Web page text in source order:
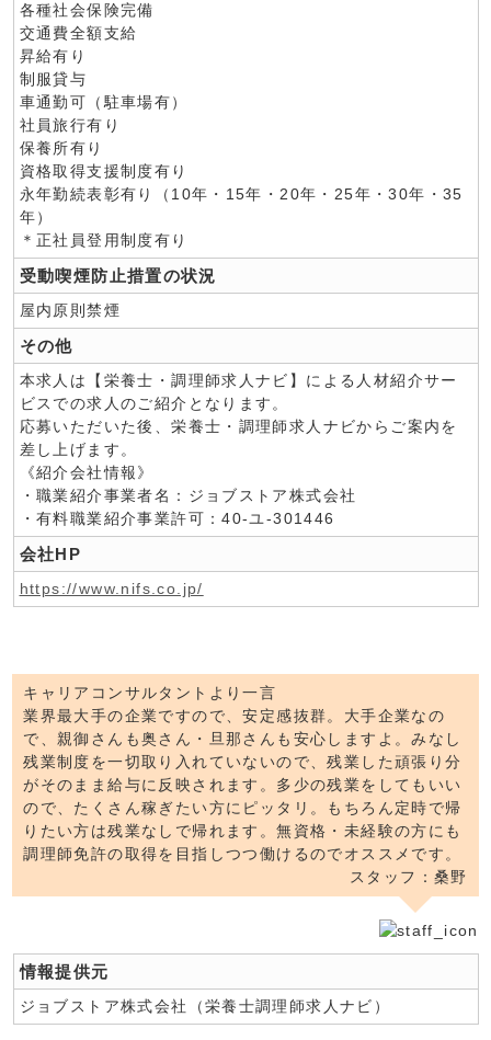
各種社会保険完備
交通費全額支給
昇給有り
制服貸与
車通勤可（駐車場有）
社員旅行有り
保養所有り
資格取得支援制度有り
永年勤続表彰有り（10年・15年・20年・25年・30年・35
年）
＊正社員登用制度有り
受動喫煙防止措置の状況
屋内原則禁煙
その他
本求人は【栄養士・調理師求人ナビ】による人材紹介サー
ビスでの求人のご紹介となります。
応募いただいた後、栄養士・調理師求人ナビからご案内を
差し上げます。
《紹介会社情報》
・職業紹介事業者名：ジョブストア株式会社
・有料職業紹介事業許可：40-ユ-301446
会社HP
https://www.nifs.co.jp/
キャリアコンサルタントより一言
業界最大手の企業ですので、安定感抜群。大手企業なの
で、親御さんも奥さん・旦那さんも安心しますよ。みなし
残業制度を一切取り入れていないので、残業した頑張り分
がそのまま給与に反映されます。多少の残業をしてもいい
ので、たくさん稼ぎたい方にピッタリ。もちろん定時で帰
りたい方は残業なしで帰れます。無資格・未経験の方にも
調理師免許の取得を目指しつつ働けるのでオススメです。
スタッフ：桑野
情報提供元
ジョブストア株式会社（栄養士調理師求人ナビ）